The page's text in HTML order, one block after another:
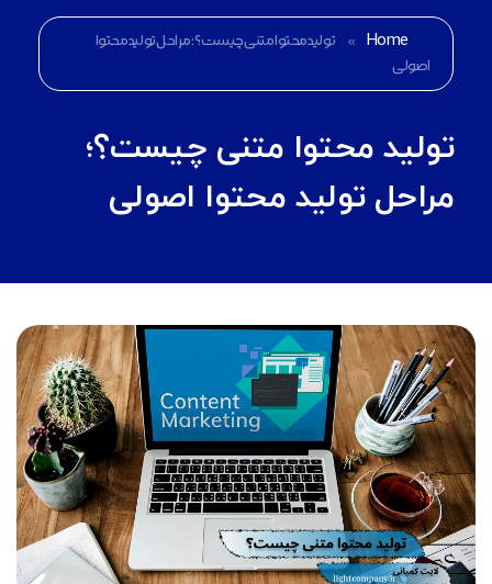
Home
»
تولید محتوا متنی چیست؟؛ مراحل تولید محتوا
اصولی
تولید محتوا متنی چیست؟؛
مراحل تولید محتوا اصولی